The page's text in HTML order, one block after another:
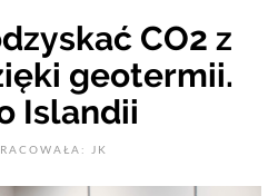
CO2 z
geotermii.
Islandii
JK